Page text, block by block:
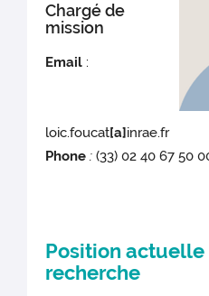
Chargé de
mission
Email :
loic.foucat[a]inrae.fr
Phone :(33) 02 40 67 50
Position
recherche